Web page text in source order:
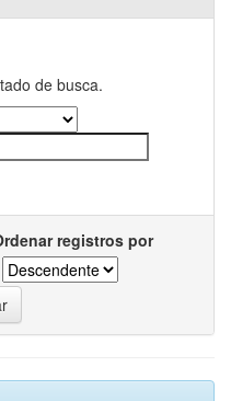
de busca.
registros por